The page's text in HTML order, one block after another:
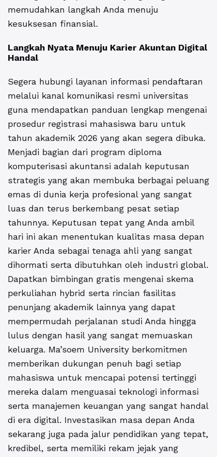
memudahkan langkah Anda menuju
kesuksesan finansial.
Langkah Nyata Menuju Karier Akuntan Digital
Handal
Segera hubungi layanan informasi pendaftaran
melalui kanal komunikasi resmi universitas
guna mendapatkan panduan lengkap mengenai
prosedur registrasi mahasiswa baru untuk
tahun akademik 2026 yang akan segera dibuka.
Menjadi bagian dari program diploma
komputerisasi akuntansi adalah keputusan
strategis yang akan membuka berbagai peluang
emas di dunia kerja profesional yang sangat
luas dan terus berkembang pesat setiap
tahunnya. Keputusan tepat yang Anda ambil
hari ini akan menentukan kualitas masa depan
karier Anda sebagai tenaga ahli yang sangat
dihormati serta dibutuhkan oleh industri global.
Dapatkan bimbingan gratis mengenai skema
perkuliahan hybrid serta rincian fasilitas
penunjang akademik lainnya yang dapat
mempermudah perjalanan studi Anda hingga
lulus dengan hasil yang sangat memuaskan
keluarga. Ma’soem University berkomitmen
memberikan dukungan penuh bagi setiap
mahasiswa untuk mencapai potensi tertinggi
mereka dalam menguasai teknologi informasi
serta manajemen keuangan yang sangat handal
di era digital. Investasikan masa depan Anda
sekarang juga pada jalur pendidikan yang tepat,
kredibel, serta memiliki rekam jejak yang